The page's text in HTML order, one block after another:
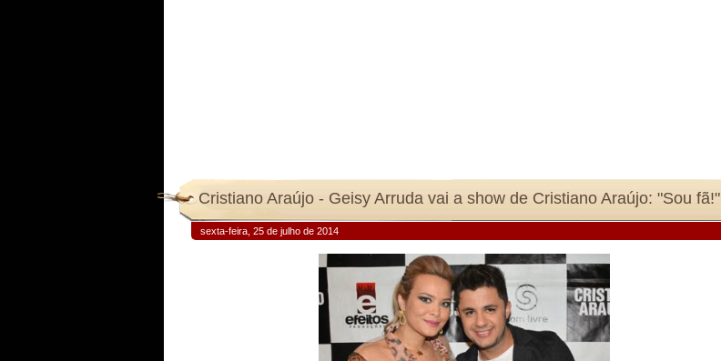
Cristiano Araújo - Geisy Arruda vai a show de Cristiano Araújo: "Sou fã!"
sexta-feira, 25 de julho de 2014